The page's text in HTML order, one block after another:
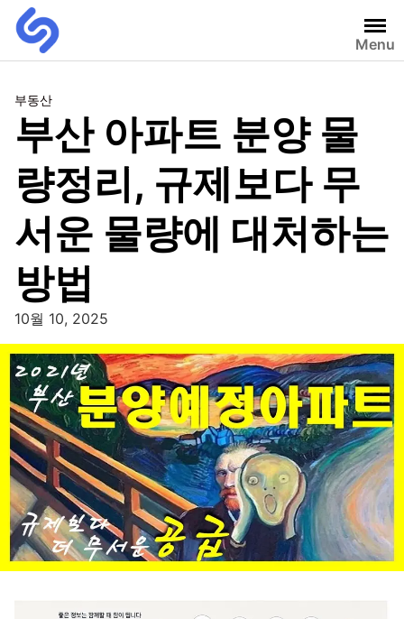
Menu
부동산
부산 아파트 분양 물
량정리, 규제보다 무
서운 물량에 대처하는
방법
10월 10, 2025